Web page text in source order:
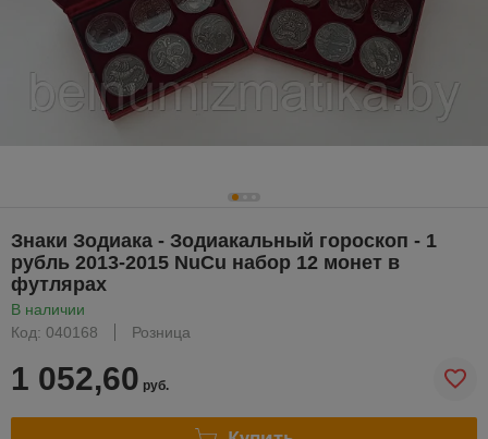
Знаки Зодиака - Зодиакальный гороскоп - 1
рубль 2013-2015 NuCu набор 12 монет в
футлярах
В наличии
Код: 040168
Розница
1 052,60 руб.